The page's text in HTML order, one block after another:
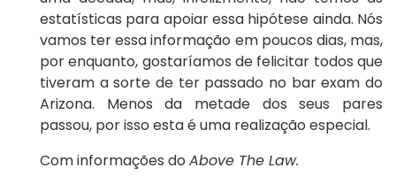
estatísticas para apoiar essa hipótese ainda. Nós
vamos ter essa informação em poucos dias, mas,
por enquanto, gostaríamos de felicitar todos que
tiveram a sorte de ter passado no bar exam do
Arizona. Menos da metade dos seus pares
passou, por isso esta é uma realização especial.
Com informações do Above The Law.